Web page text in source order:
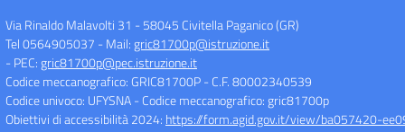
Via Rinaldo Malavolti 31 - 58045 Civitella Paganico (GR)
Tel 0564905037 - Mail:gric81700p@istruzione.it
- PEC:gric81700p@pec.istruzione.it
Codice meccanografico: GRIC81700P- C.F. 80002340539
Codice univoco: UFYSNA- Codice meccanografico: gric81700p
Obiettivi di accessibilità 2024: https://form.agid.gov.it/view/ba057420-